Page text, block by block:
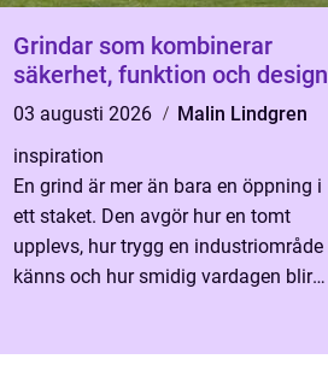
Grindar som kombinerar
säkerhet, funktion och design
03 augusti 2026
Malin Lindgren
inspiration
En grind är mer än bara en öppning i
ett staket. Den avgör hur en tomt
upplevs, hur trygg en industriområde
känns och hur smidig vardagen blir